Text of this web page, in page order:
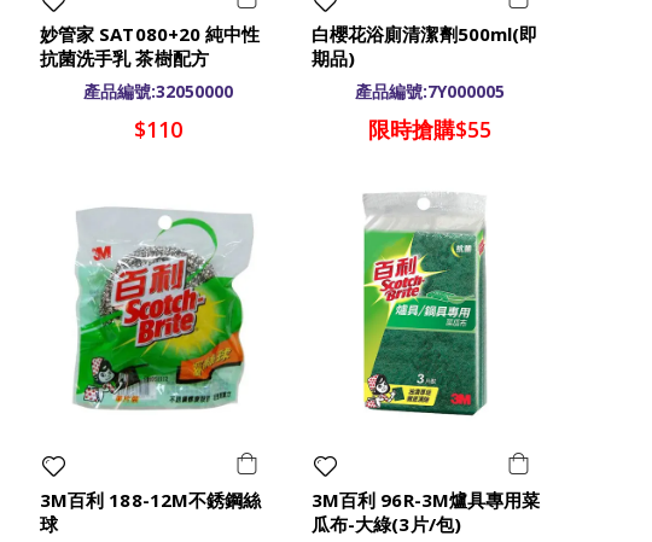
妙管家 SAT080+20 純中性
抗菌洗手乳 茶樹配方
產品編號:32050000
$110
白櫻花浴廁清潔劑500ml(即
期品)
產品編號:7Y000005
限時搶購$55
3M百利 188-12M不銹鋼絲
球
3M百利 96R-3M爐具專用菜
瓜布-大綠(3片/包)